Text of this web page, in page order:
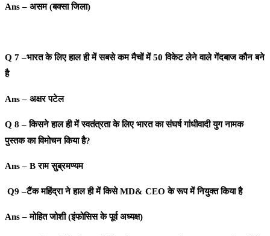
Ans – असम (बक्सा जिला)
Q 7 –भारत के लिए हाल ही में सबसे कम मैचों में 50 विकेट लेने वाले गेंदबाज कौन बने
है
Ans – अक्षर पटेल
Q 8 – किसने हाल ही में स्वतंत्रता के लिए भारत का संघर्ष गांधीवादी युग नामक
पुस्तक का विमोचन किया है?
Ans – B राम सुब्रमण्यम
Q9 –टैंक महिंद्रा ने हाल ही में किसे MD& CEO के रूप में नियुक्त किया है
Ans – मोहित जोशी (इंफोसिस के पूर्व अध्यक्ष)